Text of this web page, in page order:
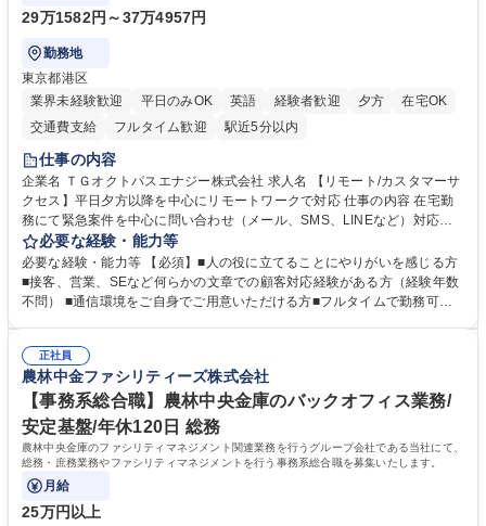
29万1582円～37万4957円
勤務地
東京都港区
業界未経験歓迎
平日のみOK 英語 経験者歓迎 夕方
在宅OK
交通費支給
フルタイム歓迎 駅近5分以内
仕事の内容
企業名 ＴＧオクトパスエナジー株式会社 求人名 【リモート/カスタマーサ
クセス】平日夕方以降を中心にリモートワークで対応 仕事の内容 在宅勤
務にて緊急案件を中心に問い合わせ（メール、SMS、LINEなど）対応、
契約開始手続き処理などを行なっていただきます。カスタマーサクセス
（Digiops：デジオプス）と運用構築の業務となります。 ■お問い合わせ
対応業務全般（システム入力、契約手続き含む） ■デジタルコミュニケー
ションツール（メール、SMS、LINE等）を使用 ■お客様のニーズに応じた
添ってサービス提供できることが魅力 募集職種 【リモート/カスタマーサ
クセス】平日夕方以降を中心にリモートワークで対応
必要な経験・能力等
必要な経験・能力等 【必須】■人の役に立てることにやりがいを感じる方
■接客、営業、SEなど何らかの文章での顧客対応経験がある方（経験年数
不問） ■通信環境をご自身でご用意いただける方■フルタイムで勤務可能
境に貢献したい■改善提案や改善アクション等新しいことに意欲がある方
【英語（語学力）】■翻訳ツールを用い英語でコミュニケーションをとる
ことに抵抗がない方■英語は話せなくても問題はありませんが、英語が話
せますと、よりチャンスが広がります。※日本語がネイティブレベル必須
学歴・資格 学歴：大学院 大学 高専 短大 専修学校 高校 語学力： 資格：
正社員
農林中金ファシリティーズ株式会社
【事務系総合職】農林中央金庫のバックオフィス業務/
安定基盤/年休120日 総務
農林中央金庫のファシリティマネジメント関連業務を行うグループ会社である当社にて、
総務・庶務業務やファシリティマネジメントを行う事務系総合職を募集いたします。
月給
25万円以上